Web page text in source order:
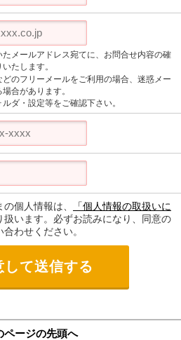
メールアドレス宛てに、お問合せ内容の確
たします。
のフリーメールをご利用の場合、迷惑メー
合があります。
ダ・設定等をご確認下さい。
個人情報は、
「個人情報の取扱いに
扱います。必ずお読みになり、同意の
合わせください。
して送信する
ページの先頭へ